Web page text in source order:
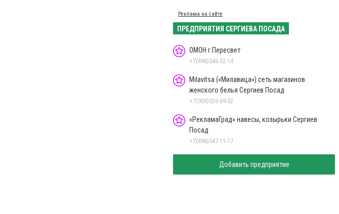
Реклама на сайте
ПРЕДПРИЯТИЯ СЕРГИЕВА ПОСАДА
ОМОН г.Пересвет
+7(496)546-32-14
Milavitsa («Милавица») сеть магазинов
женского белья Сергиев Посад
+7(905)526-69-52
«РекламаГрад» навесы, козырьки Сергиев
Посад
+7(496)547-11-17
Добавить предприятие